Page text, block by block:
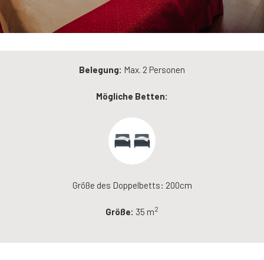
Belegung: Max. 2 Personen
Mögliche Betten:
Größe des Doppelbetts: 200cm
Größe: 35 m2